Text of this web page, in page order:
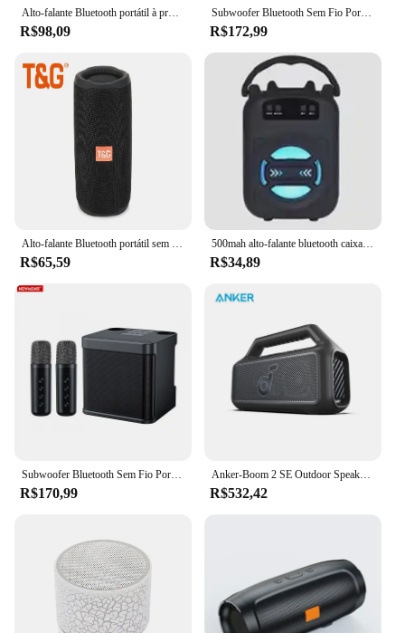
Alto-falante Bluetooth portátil à prova d'água, HIFI, Sem fio, Alta potência, Coluna, Estéreo, Surround, Subwoofer RGB, TWS, USB
R$98,09
Subwoofer Bluetooth Sem Fio Portátil, 10W, Poderoso, Microfone Duplo, Som, Ao Ar Livre, Festa em Família, Karaoke, Boom Box com 2 Microfones
R$172,99
Alto-falante Bluetooth portátil sem fio, alto-falante à prova d'água, Mini TF Card Subwoofer, Baixo estéreo USB AUX ao ar livre, Alto-falante, 10W, TG365
R$65,59
500mah alto-falante bluetooth caixa de som alto-falantes bluetooth de alta potência tf udisk karaokê subwoofers de som portátil para dançar
R$34,89
R$170,99
Anker-Boom 2 SE Outdoor Speaker, impermeável e flutuante Bluetooth Speaker, 18H Playtime, caixa de som, IPX 7
R$532,42